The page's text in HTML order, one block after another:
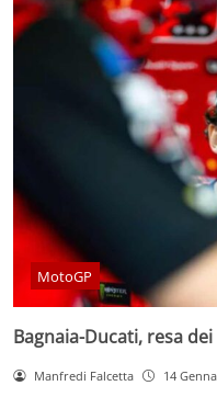
MotoGP
Bagnaia-Ducati, resa
Manfredi Falcetta 14